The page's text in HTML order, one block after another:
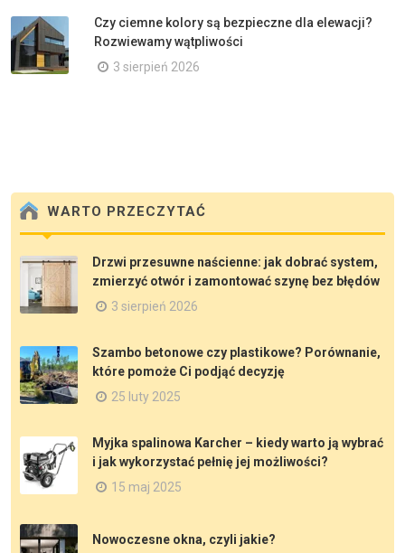
Czy ciemne kolory są bezpieczne dla elewacji?
Rozwiewamy wątpliwości
3 sierpień 2026
WARTO PRZECZYTAĆ
Drzwi przesuwne naścienne: jak dobrać system,
zmierzyć otwór i zamontować szynę bez błędów
3 sierpień 2026
Szambo betonowe czy plastikowe? Porównanie,
które pomoże Ci podjąć decyzję
25 luty 2025
Myjka spalinowa Karcher – kiedy warto ją wybrać
i jak wykorzystać pełnię jej możliwości?
15 maj 2025
Nowoczesne okna, czyli jakie?